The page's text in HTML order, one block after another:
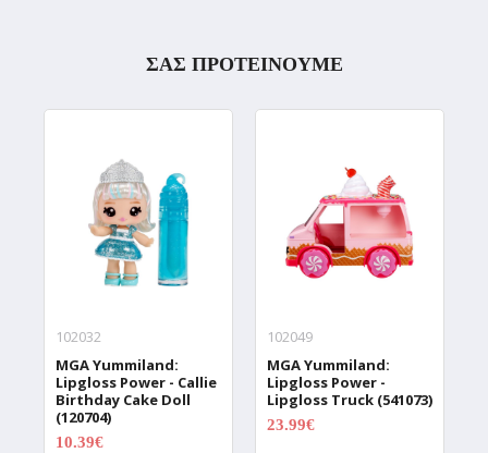
ΣΑΣ ΠΡΟΤΕΙΝΟΥΜΕ
102032
MGA Yummiland:
Lipgloss Power - Callie
Birthday Cake Doll
(120704)
10.39€
102049
MGA Yummiland:
Lipgloss Power -
Lipgloss Truck (541073)
23.99€